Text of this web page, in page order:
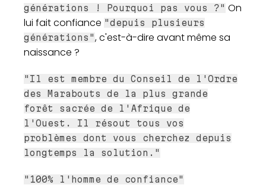
générations ! Pourquoi pas vous ?" On
lui fait confiance "depuis plusieurs
générations", c'est-à-dire avant même sa
naissance ?
"Il est membre du Conseil de l'Ordre
des Marabouts de la plus grande
forêt sacrée de l'Afrique de
l'Ouest. Il résout tous vos
problèmes dont vous cherchez depuis
longtemps la solution."
"100% l'homme de confiance"